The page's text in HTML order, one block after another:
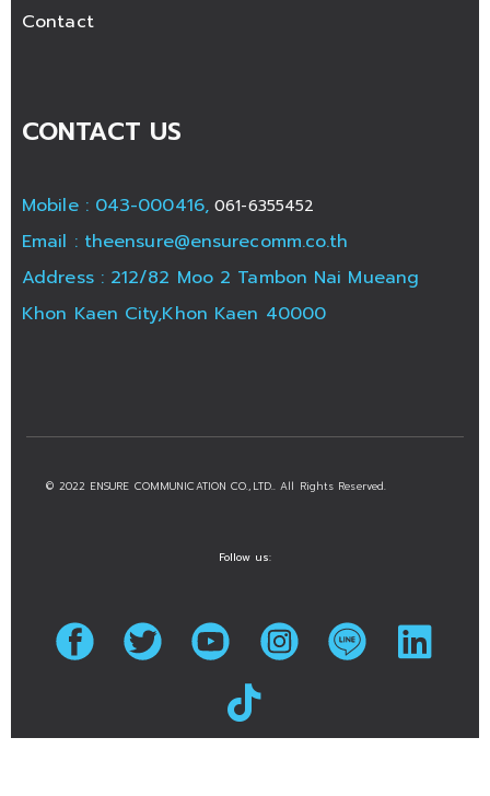
Contact
CONTACT US
Mobile : 043-000416, 061-6355452
Email : theensure@ensurecomm.co.th
Address : 212/82 Moo 2 Tambon Nai Mueang
Khon Kaen City,Khon Kaen 40000
© 2022 ENSURE COMMUNICATION CO.,LTD.. All Rights Reserved.
Follow us: